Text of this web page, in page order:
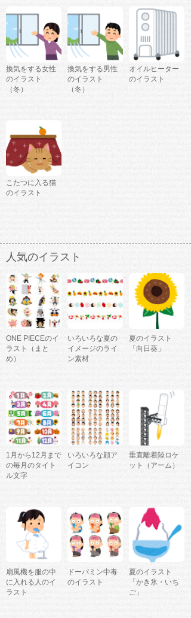
換気をする女性
のイラスト
（冬）
換気をする男性
のイラスト
（冬）
オイルヒーター
のイラスト
こたつに入る猫
のイラスト
人気のイラスト
ONE PIECEのイ
ラスト（まと
め）
いろいろな夏の
イメージのライ
ン素材
夏のイラスト
「向日葵」
1月から12月まで
の毎月のタイト
ル文字
いろいろな顔ア
イコン
垂直離着陸ロケ
ット（アーム）
扇風機を服の中
に入れる人のイ
ラスト
ドーパミン中毒
のイラスト
夏のイラスト
「かき氷・いち
ご」